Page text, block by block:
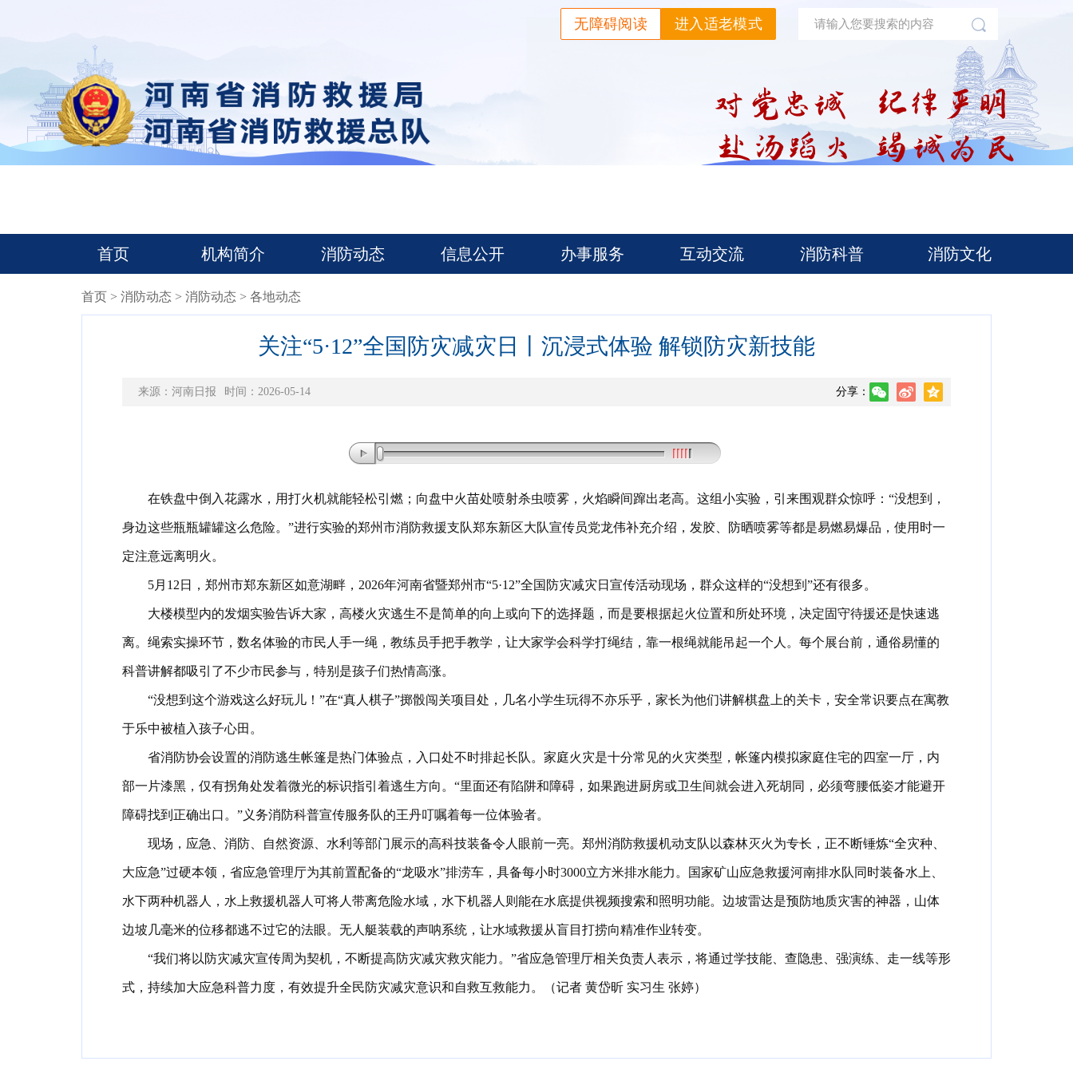
进入适老模式
无障碍阅读
首页 机构简介 消防动态 信息公开 办事服务 互动交流 消防科普 消防文化
首页 > 消防动态 > 消防动态 > 各地动态
关注“5·12”全国防灾减灾日丨沉浸式体验 解锁防灾新技能
来源：河南日报 时间：2026-05-14 分享：
在铁盘中倒入花露水 ， 用打火机就能轻松引燃 ； 向盘中火苗处喷射杀虫喷雾 ， 火焰瞬间蹿出老高。 这组小实验 ， 引来围观群众惊呼：“没想到 ，
身边这些瓶瓶罐罐这么危险。 ”进行实验的郑州市消防救援支队郑东新区大队宣传员党龙伟补充介绍 ， 发胶、防晒喷雾等都是易燃易爆品 ， 使用时一
定注意远离明火 。
5月12日 ， 郑州市郑东新区如意湖畔 ， 2026年河南省暨郑州市“5·12”全国防灾减灾日宣传活动现场 ， 群众这样的“没想到”还有很多。
大楼模型内的发烟实验告诉大家 ， 高楼火灾逃生不是简单的向上或向下的选择题 ， 而是要根据起火位置和所处环境 ， 决定固守待援还是快速逃
离。 绳索实操环节 ， 数名体验的市民人手一绳 ， 教练员手把手教学 ， 让大家学会科学打绳结 ， 靠一根绳就能吊起一个人 。 每个展台前 ， 通俗易懂的
科普讲解都吸引了不少市民参与 ， 特别是孩子们热情高涨。
“没想到这个游戏这么好玩儿！”在“真人棋子”掷骰闯关项目处 ， 几名小学生玩得不亦乐乎 ， 家长为他们讲解棋盘上的关卡 ， 安全常识要点在寓教
于乐中被植入孩子心田 。
省消防协会设置的消防逃生帐篷是热门体验点 ， 入口处不时排起长队 。 家庭火灾是十分常见的火灾类型 ， 帐篷内模拟家庭住宅的四室一厅 ， 内
部一片漆黑 ， 仅有拐角处发着微光的标识指引着逃生方向 。 “里面还有陷阱和障碍 ， 如果跑进厨房或卫生间就会进入死胡同 ， 必须弯腰低姿才能避开
障碍找到正确出口 。 ”义务消防科普宣传服务队的王丹叮嘱着每一位体验者。
现场 ， 应急、消防、自然资源、水利等部门展示的高科技装备令人眼前一亮。 郑州消防救援机动支队以森林灭火为专长 ， 正不断锤炼“全灾种、
大应急”过硬本领 ， 省应急管理厅为其前置配备的“龙吸水”排涝车 ， 具备每小时3000立方米排水能力 。 国家矿山应急救援河南排水队同时装备水上、
水下两种机器人 ， 水上救援机器人可将人带离危险水域 ， 水下机器人则能在水底提供视频搜索和照明功能。 边坡雷达是预防地质灾害的神器 ， 山体
边坡几毫米的位移都逃不过它的法眼。 无人艇装载的声呐系统 ， 让水域救援从盲目打捞向精准作业转变。
“我们将以防灾减灾宣传周为契机 ， 不断提高防灾减灾救灾能力 。 ”省应急管理厅相关负责人表示 ， 将通过学技能、查隐患、强演练、走一线等形
式 ， 持续加大应急科普力度 ， 有效提升全民防灾减灾意识和自救互救能力 。 （记者 黄岱昕 实习生 张婷）